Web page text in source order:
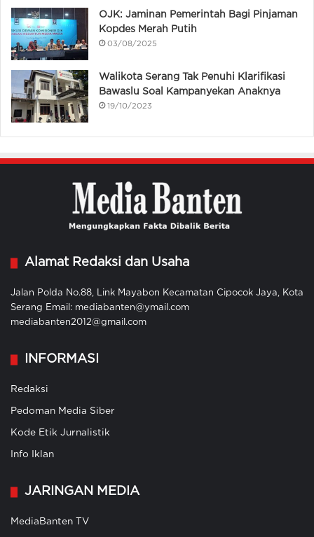
OJK: Jaminan Pemerintah Bagi Pinjaman
Kopdes Merah Putih
03/08/2025
Walikota Serang Tak Penuhi Klarifikasi
Bawaslu Soal Kampanyekan Anaknya
19/10/2023
Alamat Redaksi dan Usaha
Jalan Polda No.88, Link Mayabon Kecamatan Cipocok Jaya, Kota
Serang Email: mediabanten@ymail.com
mediabanten2012@gmail.com
INFORMASI
Redaksi
Pedoman Media Siber
Kode Etik Jurnalistik
Info Iklan
JARINGAN MEDIA
MediaBanten TV